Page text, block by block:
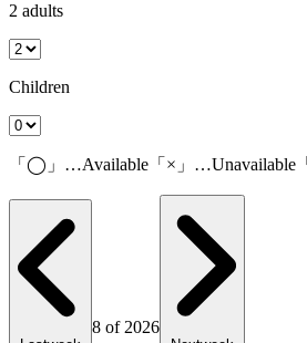
2 adults
Children
「◯」…Available「×」…Unavailable
8 of 2026